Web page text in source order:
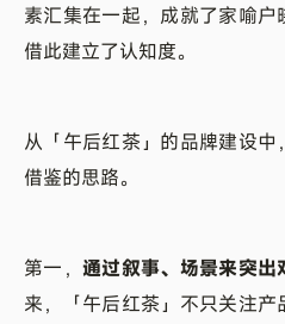
素汇集在一起，成就了家喻
借此建立了认知度。
从「午后红茶」的品牌建设
借鉴的思路。
第一， 通过叙事、场景来突出
来，「午后红茶」不只关注